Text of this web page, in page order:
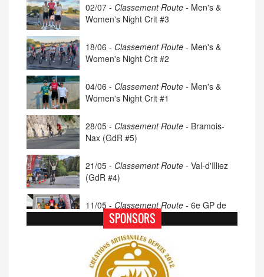
02/07 - Classement Route - Men's &
Women's Night Crit #3
18/06 - Classement Route - Men's &
Women's Night Crit #2
04/06 - Classement Route - Men's &
Women's Night Crit #1
28/05 - Classement Route - Bramois-
Nax (GdR #5)
21/05 - Classement Route - Val-d'Illiez
(GdR #4)
11/05 - Classement Route - 6e GP de
Porsel (TdC #4)
07/05 -Classement Route -
Pléiades (GdR #3)
SPONSORS